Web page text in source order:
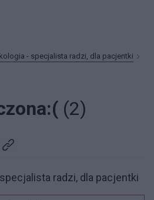
- specjalista radzi, dla pacjentki
(2)
radzi, dla pacjentki